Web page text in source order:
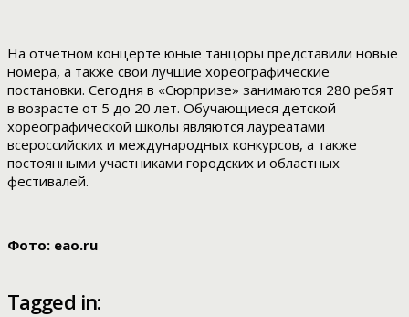
На отчетном концерте юные танцоры представили новые
номера, а также свои лучшие хореографические
постановки. Сегодня в «Сюрпризе» занимаются 280 ребят
в возрасте от 5 до 20 лет. Обучающиеся детской
хореографической школы являются лауреатами
всероссийских и международных конкурсов, а также
постоянными участниками городских и областных
фестивалей.
Фото: eao.ru
Tagged in: